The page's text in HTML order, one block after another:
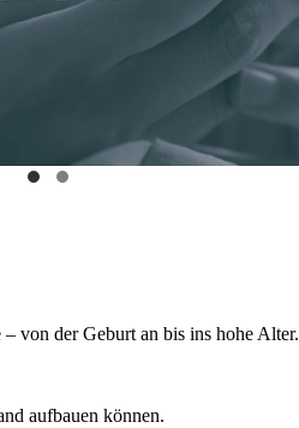
von der Geburt an bis ins hohe Alter.
aufbauen können.